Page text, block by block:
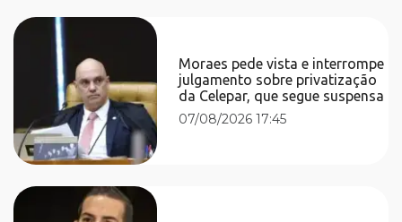
Moraes pede vista e interrompe
julgamento sobre privatização
da Celepar, que segue suspensa
07/08/2026 17:45